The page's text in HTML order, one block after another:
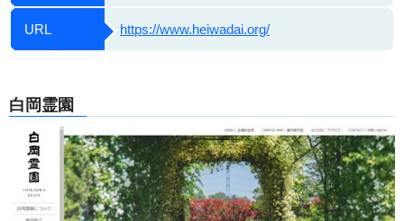
URL https://www.heiwadai.org/
白岡霊園